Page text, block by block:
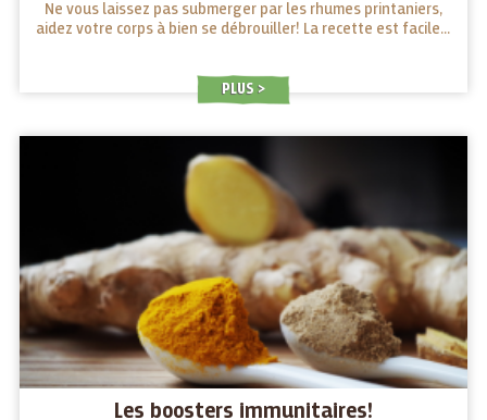
Ne vous laissez pas submerger par les rhumes printaniers,
aidez votre corps à bien se débrouiller! La recette est facile...
PLUS
Les boosters immunitaires!